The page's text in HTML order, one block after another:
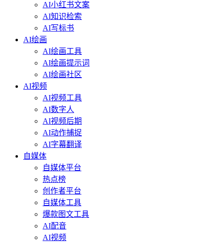
AI小红书文案
AI知识检索
AI写标书
AI绘画
AI绘画工具
AI绘画提示词
AI绘画社区
AI视频
AI视频工具
AI数字人
AI视频后期
AI动作捕捉
AI字幕翻译
自媒体
自媒体平台
热点榜
创作者平台
自媒体工具
爆款图文工具
AI配音
AI视频